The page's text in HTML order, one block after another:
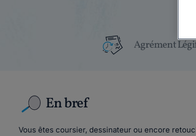
Agrément
En bref
Vous êtes coursier, dessinateur ou encore